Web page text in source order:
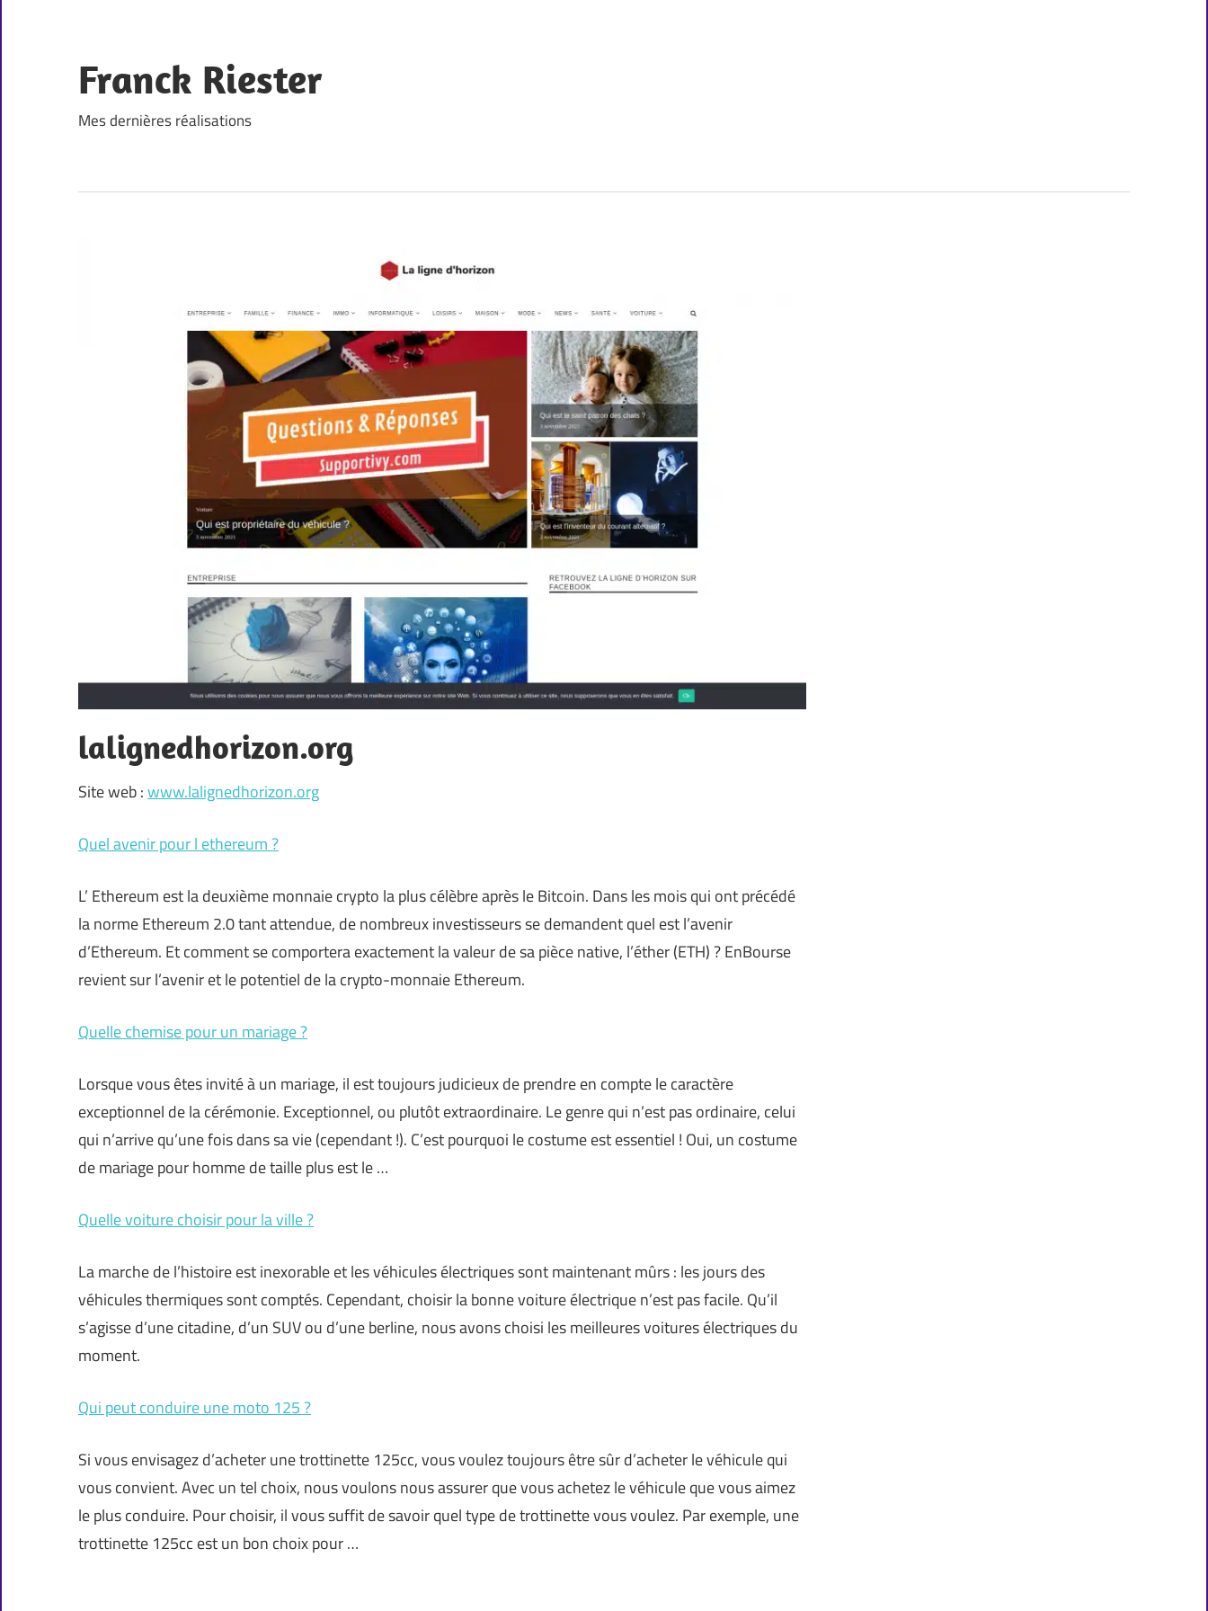
content
Franck Riester
Mes dernières réalisations
lalignedhorizon.org
Site web :www.lalignedhorizon.org
Quel avenir pour l ethereum ?
L’ Ethereum est la deuxième monnaie crypto la plus célèbre après le Bitcoin. Dans les mois qui ont précédé
la norme Ethereum 2.0 tant attendue, de nombreux investisseurs se demandent quel est l’avenir
d’Ethereum. Et comment se comportera exactement la valeur de sa pièce native, l’éther (ETH) ? EnBourse
revient sur l’avenir et le potentiel de la crypto-monnaie Ethereum.
Quelle chemise pour un mariage ?
Lorsque vous êtes invité à un mariage, il est toujours judicieux de prendre en compte le caractère
exceptionnel de la cérémonie. Exceptionnel, ou plutôt extraordinaire. Le genre qui n’est pas ordinaire, celui
qui n’arrive qu’une fois dans sa vie (cependant !). C’est pourquoi le costume est essentiel ! Oui, un costume
de mariage pour homme de taille plus est le …
Quelle voiture choisir pour la ville ?
La marche de l’histoire est inexorable et les véhicules électriques sont maintenant mûrs : les jours des
véhicules thermiques sont comptés. Cependant, choisir la bonne voiture électrique n’est pas facile. Qu’il
s’agisse d’une citadine, d’un SUV ou d’une berline, nous avons choisi les meilleures voitures électriques du
moment.
Qui peut conduire une moto 125 ?
Si vous envisagez d’acheter une trottinette 125cc, vous voulez toujours être sûr d’acheter le véhicule qui
vous convient. Avec un tel choix, nous voulons nous assurer que vous achetez le véhicule que vous aimez
le plus conduire. Pour choisir, il vous suffit de savoir quel type de trottinette vous voulez. Par exemple, une
trottinette 125cc est un bon choix pour …